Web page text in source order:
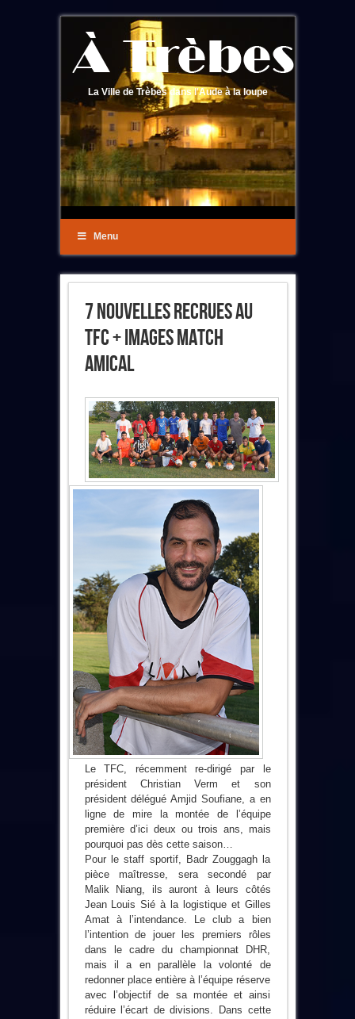
La Ville de Trèbes dans l'Aude à la loupe
Menu
7 Nouvelles Recrues Au
TFC + Images Match
Amical
Le TFC, récemment re-dirigé par le
président Christian Verm et son
président délégué Amjid Soufiane, a en
ligne de mire la montée de l’équipe
première d’ici deux ou trois ans, mais
pourquoi pas dès cette saison…
Pour le staff sportif, Badr Zouggagh la
pièce maîtresse, sera secondé par
Malik Niang, ils auront à leurs côtés
Jean Louis Sié à la logistique et Gilles
Amat à l’intendance. Le club a bien
l’intention de jouer les premiers rôles
dans le cadre du championnat DHR,
mais il a en parallèle la volonté de
redonner place entière à l’équipe réserve
avec l’objectif de sa montée et ainsi
réduire l’écart de divisions. Dans cette